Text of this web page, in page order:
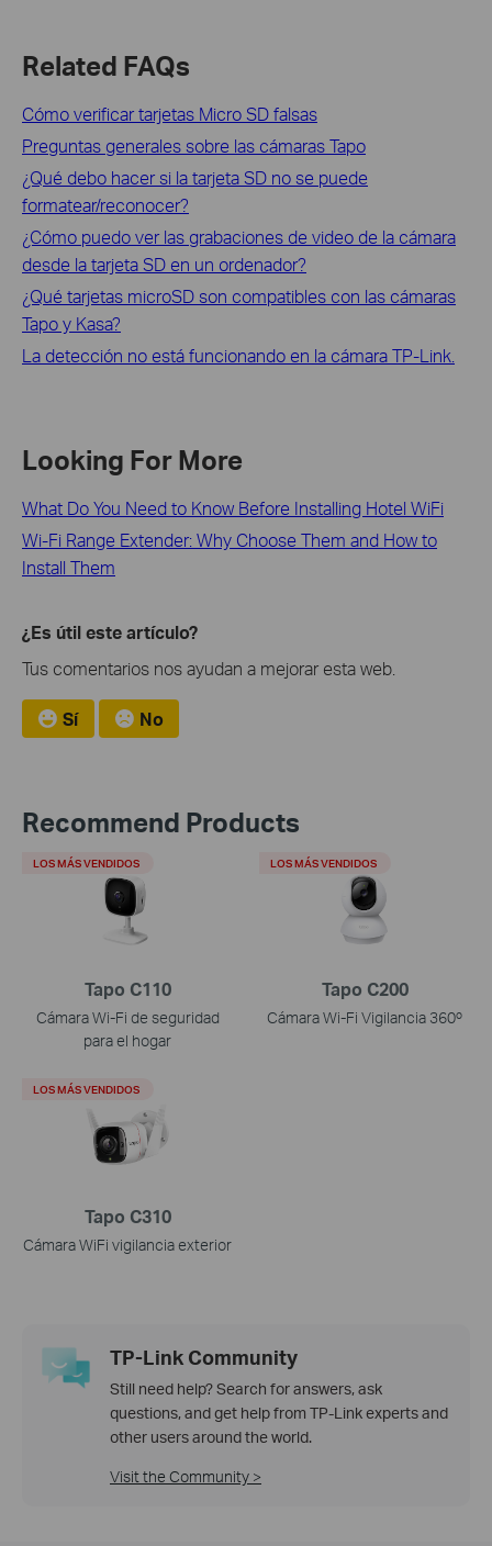
Related FAQs
Cómo verificar tarjetas Micro SD falsas
Preguntas generales sobre las cámaras Tapo
¿Qué debo hacer si la tarjeta SD no se puede
formatear/reconocer?
¿Cómo puedo ver las grabaciones de video de la cámara
desde la tarjeta SD en un ordenador?
¿Qué tarjetas microSD son compatibles con las cámaras
Tapo y Kasa?
La detección no está funcionando en la cámara TP-Link.
Looking For More
What Do You Need to Know Before Installing Hotel WiFi
Wi-Fi Range Extender: Why Choose Them and How to
Install Them
¿Es útil este artículo?
Tus comentarios nos ayudan a mejorar esta web.
Sí No
Recommend Products
Tapo C110
Cámara Wi-Fi de seguridad
para el hogar
LOS MÁS VENDIDOS
Tapo C200
Cámara Wi-Fi Vigilancia 360º
LOS MÁS VENDIDOS
Tapo C310
Cámara WiFi vigilancia exterior
LOS MÁS VENDIDOS
TP-Link Community
Still need help? Search for answers, ask
questions, and get help from TP-Link experts and
other users around the world.
Visit the Community >